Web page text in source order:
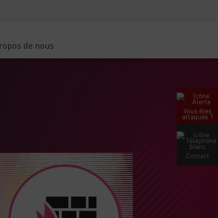
de nous
Vous êtes
attaqués ?
Contact